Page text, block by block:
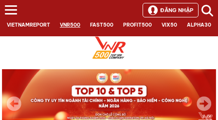
VIETNAMREPORT VNR500 FAST500 PROFIT500 VIX50 ALPHA30
ĐĂNG NHẬP
Next